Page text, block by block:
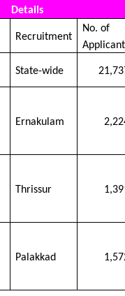
Details
Recruitment
No. of
State-wide
Ernakulam
Thrissur
Palakkad